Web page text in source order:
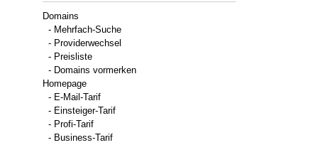
Domains
- Mehrfach-Suche
- Providerwechsel
- Preisliste
- Domains vormerken
Homepage
- E-Mail-Tarif
- Einsteiger-Tarif
- Profi-Tarif
- Business-Tarif